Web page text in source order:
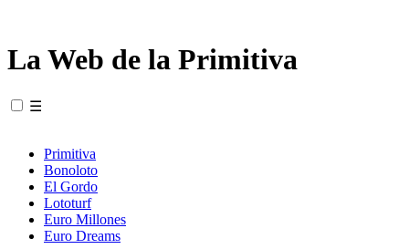
La Web de la Primitiva
☰
Primitiva
Bonoloto
El Gordo
Lototurf
Euro Millones
Euro Dreams